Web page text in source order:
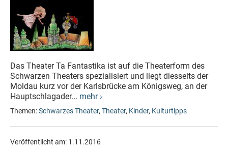
Das Theater Ta Fantastika ist auf die Theaterform des
Schwarzen Theaters spezialisiert und liegt diesseits der
Moldau kurz vor der Karlsbrücke am Königsweg, an der
Hauptschlagader... mehr ›
Themen:Schwarzes Theater, Theater, Kinder, Kulturtipps
Veröffentlicht am: 1.11.2016